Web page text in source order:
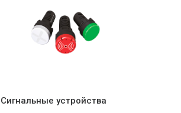
Сигнальные устройства